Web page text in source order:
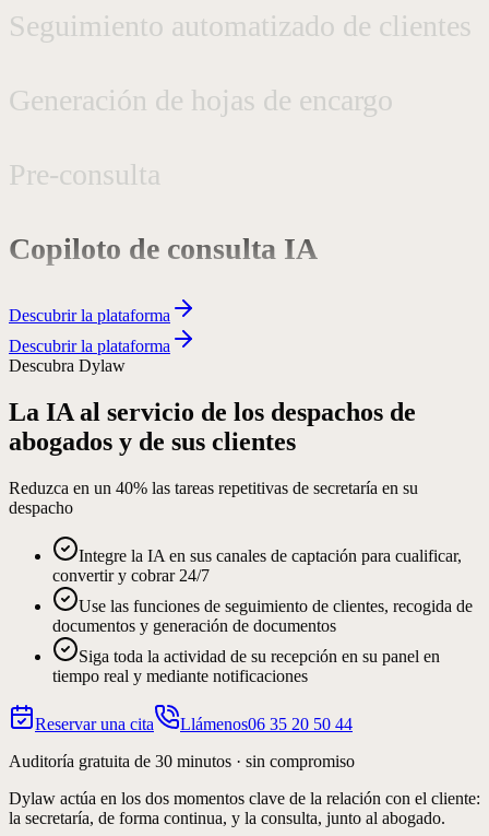
Flujos de trabajo complejos
Secretaría telefónica
Cualificación de solicitudes
Recogida de documentos
Seguimiento automatizado de clientes
Generación de hojas de encargo
Pre-consulta
Copiloto de consulta IA
Descubrir la plataforma
Descubrir la plataforma
Descubra Dylaw
La IA al servicio de los despachos de
abogados y de sus clientes
Reduzca en un 40% las tareas repetitivas de secretaría en su
despacho
Integre la IA en sus canales de captación para cualificar,
convertir y cobrar 24/7
Use las funciones de seguimiento de clientes, recogida de
documentos y generación de documentos
Siga toda la actividad de su recepción en su panel en
tiempo real y mediante notificaciones
Reservar una cita Llámenos06 35 20 50 44
Auditoría gratuita de 30 minutos · sin compromiso
Dylaw actúa en los dos momentos clave de la relación con el cliente:
la secretaría, de forma continua, y la consulta, junto al abogado.